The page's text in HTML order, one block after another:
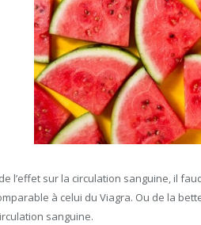
l’effet sur la circulation sanguine, il
à celui du Viagra. Ou de la
sanguine.